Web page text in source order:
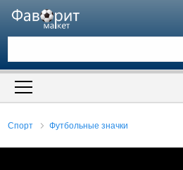
Искать также в описании
Спорт Футбольные значки